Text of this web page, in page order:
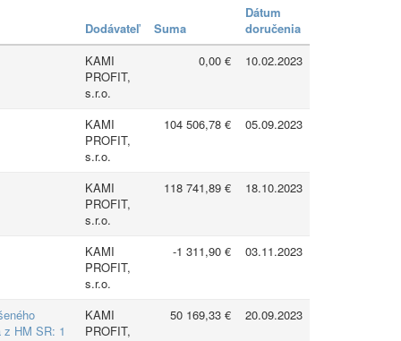
Dodávateľ Suma
Dátum
doručenia
KAMI
PROFIT,
s.r.o.
0,00 € 10.02.2023
KAMI
PROFIT,
s.r.o.
104 506,78 € 05.09.2023
KAMI
PROFIT,
s.r.o.
118 741,89 € 18.10.2023
KAMI
PROFIT,
s.r.o.
-1 311,90 € 03.11.2023
HM SR: 1
KAMI
PROFIT,
50 169,33 € 20.09.2023